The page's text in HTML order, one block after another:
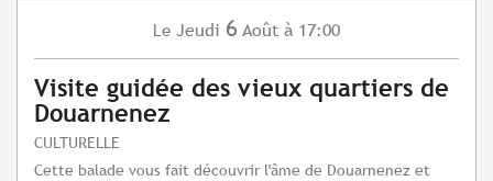
Le Jeudi 6 Août à 17:00
Visite guidée des vieux quartiers de
Douarnenez
CULTURELLE
Cette balade vous fait découvrir l'âme de Douarnenez et